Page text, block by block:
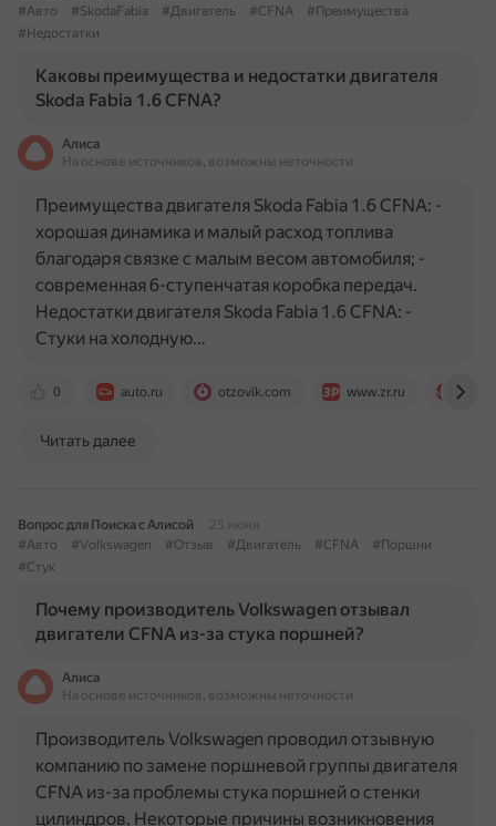
#Авто
#SkodaFabia #Двигатель #CFNA
#Преимущества
#Недостатки
Каковы преимущества и недостатки двигателя
Skoda Fabia 1.6 CFNA?
Алиса
На основе источников, возможны неточности
0 auto.ru otzovik.com www.zr.ru
Преимущества двигателя Skoda Fabia 1.6 CFNA: -
хорошая динамика и малый расход топлива
благодаря связке с малым весом автомобиля; -
современная 6-ступенчатая коробка передач.
Недостатки двигателя Skoda Fabia 1.6 CFNA: -
Стуки на холодную…
Читать далее
Вопрос для Поиска с Алисой
25 июня
#Авто
#Volkswagen #Отзыв #Двигатель #CFNA
#Поршни
#Стук
Почему производитель Volkswagen отзывал
двигатели CFNA из-за стука поршней?
Алиса
На основе источников, возможны неточности
Производитель Volkswagen проводил отзывную
компанию по замене поршневой группы двигателя
CFNA из-за проблемы стука поршней о стенки
цилиндров. Некоторые причины возникновения